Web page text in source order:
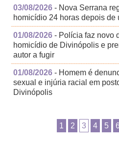
03/08/2026 - Nova Serrana
homicídio 24 horas depois de
01/08/2026 - Polícia faz novo
homicídio de Divinópolis e
autor a fugir
01/08/2026 - Homem é
sexual e injúria racial em
Divinópolis
1 2 3 4 5 6